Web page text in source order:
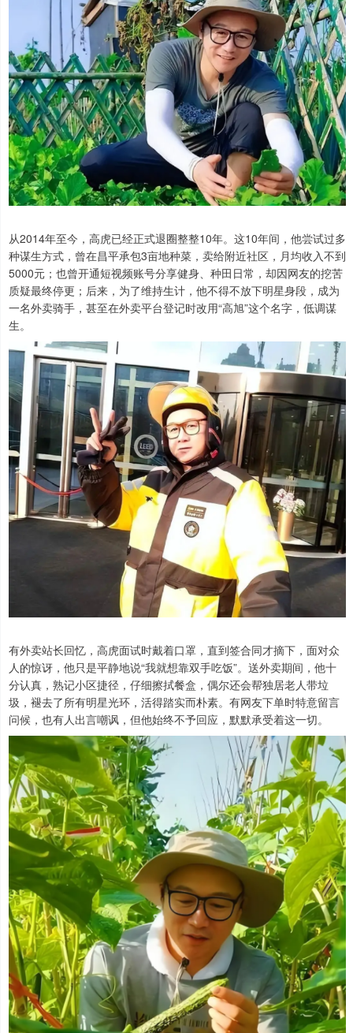
从2014年至今，高虎已经正式退圈整整10年。这10年间，他尝试过多
种谋生方式，曾在昌平承包3亩地种菜，卖给附近社区，月均收入不到
5000元；也曾开通短视频账号分享健身、种田日常，却因网友的挖苦
质疑最终停更；后来，为了维持生计，他不得不放下明星身段，成为
一名外卖骑手，甚至在外卖平台登记时改用“高旭”这个名字，低调谋
生。
有外卖站长回忆，高虎面试时戴着口罩，直到签合同才摘下，面对众
人的惊讶，他只是平静地说“我就想靠双手吃饭”。送外卖期间，他十
分认真，熟记小区捷径，仔细擦拭餐盒，偶尔还会帮独居老人带垃
圾，褪去了所有明星光环，活得踏实而朴素。有网友下单时特意留言
问候，也有人出言嘲讽，但他始终不予回应，默默承受着这一切。